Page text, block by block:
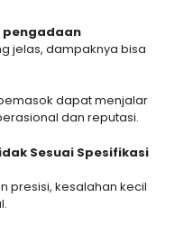
pengadaan
jelas, dampaknya bisa
dapat menjalar
dan reputasi.
Sesuai Spesifikasi
presisi, kesalahan kecil